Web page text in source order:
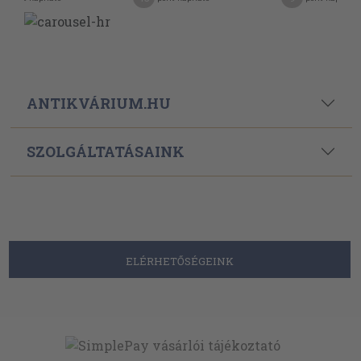
ANTIKVÁRIUM.HU
SZOLGÁLTATÁSAINK
ELÉRHETŐSÉGEINK